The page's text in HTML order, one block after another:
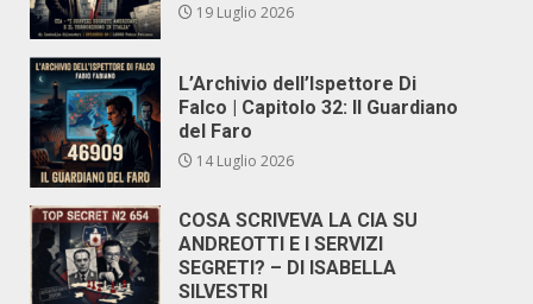
19 Luglio 2026
L’Archivio dell’Ispettore Di
Falco | Capitolo 32: Il Guardiano
del Faro
14 Luglio 2026
COSA SCRIVEVA LA CIA SU
ANDREOTTI E I SERVIZI
SEGRETI? – DI ISABELLA
SILVESTRI